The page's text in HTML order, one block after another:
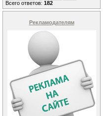
Всего ответов: 182
Рекламодателям